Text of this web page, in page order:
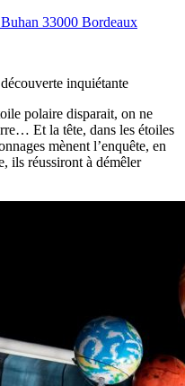
33000 Bordeaux
inquiétante
polaire disparait, on ne
Et la tête, dans les étoiles
mènent l’enquête, en
ils réussiront à démêler